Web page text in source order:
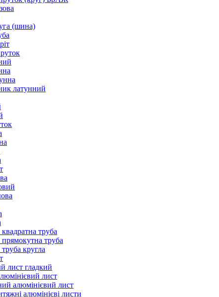
(шина)
латунний
труба
труба
кругла
лист гладкий
лист
алюмінієвий лист
алюмінієві листи